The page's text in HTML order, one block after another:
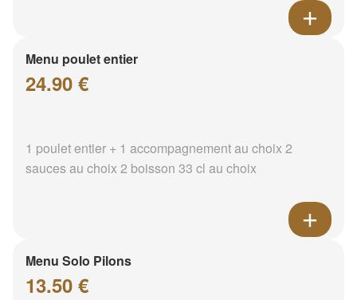
Menu poulet entier
24.90 €
1 poulet entier + 1 accompagnement au choix 2
sauces au choix 2 boisson 33 cl au choix
Menu Solo Pilons
13.50 €